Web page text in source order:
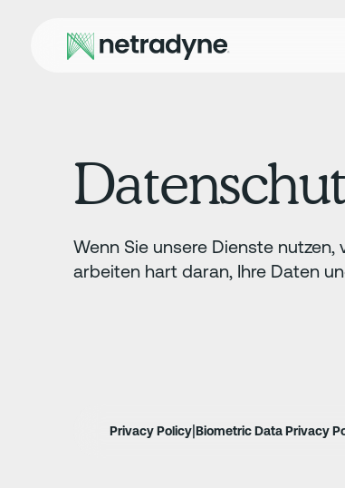
Wenn Sie unsere Dienste
arbeiten hart daran, Ihre Daten
Privacy Policy|Biometric Data Privacy